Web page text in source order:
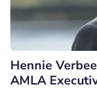
Hennie
AMLA